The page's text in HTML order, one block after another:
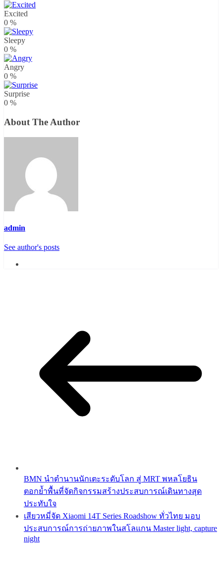
Excited
0 %
Sleepy
0 %
Angry
0 %
Surprise
0 %
About The Author
admin
See author's posts
BMN นำตำนานนักเตะระดับโลก สู่ MRT พหลโยธิน
ตอกย้ำพื้นที่จัดกิจกรรมสร้างประสบการณ์เดินทางสุด
ประทับใจ
เสียวหมี่จัด Xiaomi 14T Series Roadshow ทั่วไทย มอบ
ประสบการณ์การถ่ายภาพในสโลแกน Master light, capture
night